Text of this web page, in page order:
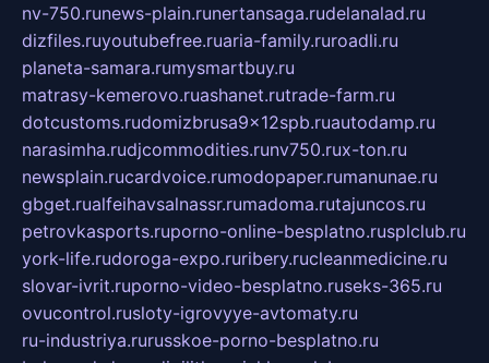
nv-750.runews-plain.runertansaga.rudelanalad.ru
dizfiles.ruyoutubefree.ruaria-family.ruroadli.ru
planeta-samara.rumysmartbuy.ru
matrasy-kemerovo.ruashanet.rutrade-farm.ru
dotcustoms.rudomizbrusa9x12spb.ruautodamp.ru
narasimha.rudjcommodities.runv750.rux-ton.ru
newsplain.rucardvoice.rumodopaper.rumanunae.ru
gbget.rualfeihavsalnassr.rumadoma.rutajuncos.ru
petrovkasports.ruporno-online-besplatno.rusplclub.ru
york-life.rudoroga-expo.ruribery.rucleanmedicine.ru
slovar-ivrit.ruporno-video-besplatno.ruseks-365.ru
ovucontrol.rusloty-igrovyye-avtomaty.ru
ru-industriya.rurusskoe-porno-besplatno.ru